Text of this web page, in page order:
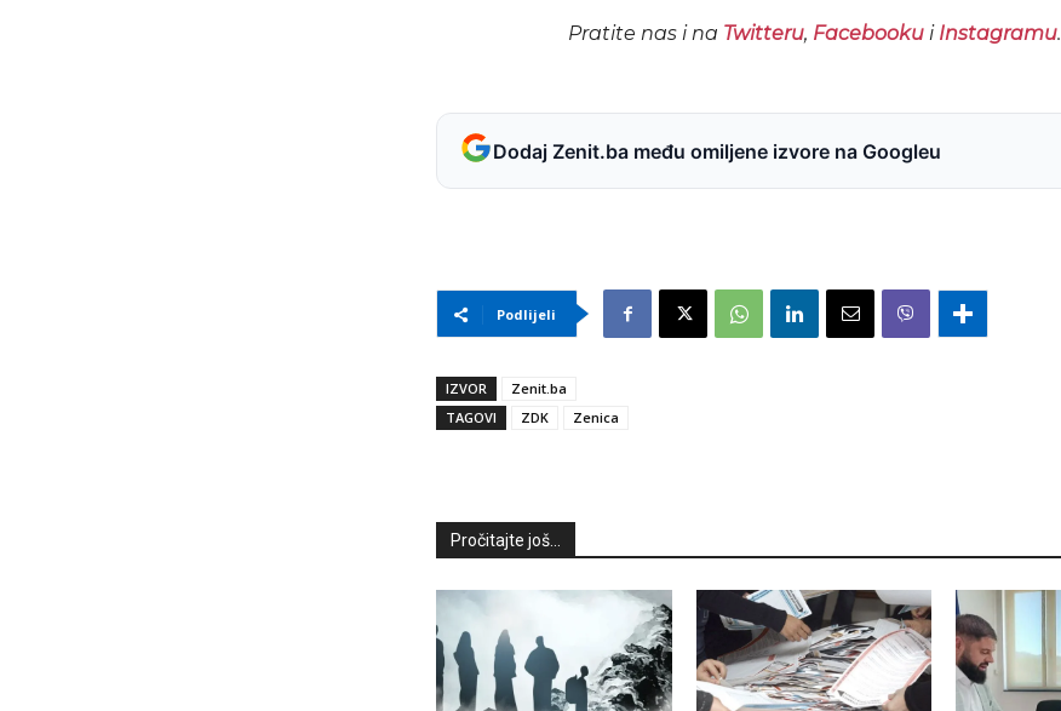
Pratite nas i na Twitteru, Facebookui Instagramu.
Dodaj Zenit.ba među omiljene izvore na Googleu
Podlijeli
IZVOR
Zenit.ba
TAGOVI
ZDK Zenica
Pročitajte još...